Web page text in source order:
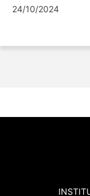
24/10/2024